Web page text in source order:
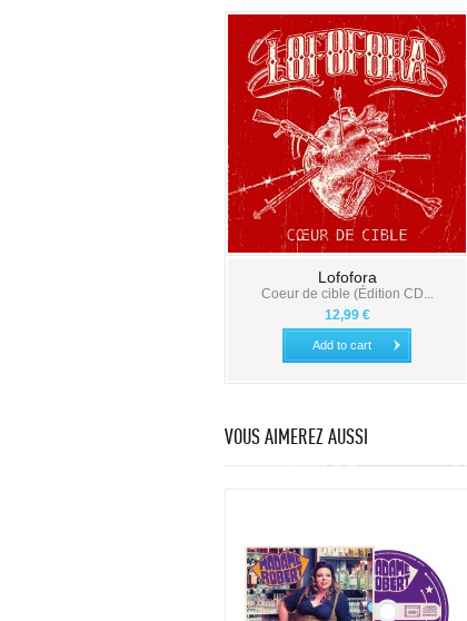
Lofofora
Coeur de cible (Édition CD...
12,99 €
Add to cart
VOUS AIMEREZ AUSSI